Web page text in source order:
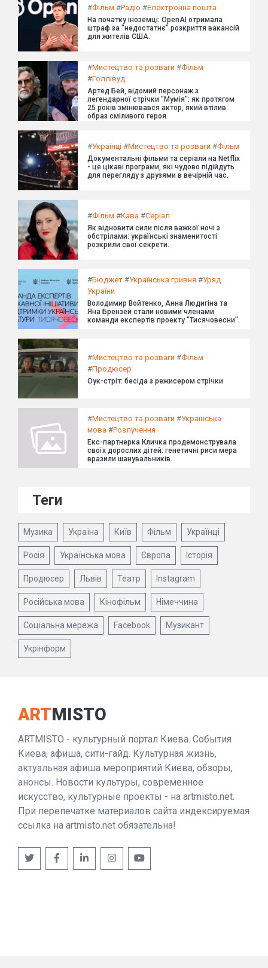
#Фільм #Радіо #Електронна пошта
На початку іноземці: OpenAI отримала
штраф за "недостатнє" розкриття вакансій
для жителів США.
#Мистецтво та розваги #Фільм
#Голлівуд
Артед Бей, відомий персонаж з
легендарної стрічки "Мумія": як протягом
25 років змінювався актор, який втілив
образ сміливого героя.
#Українці #Мистецтво та розваги #Фільм
Документальні фільми та серіали на Netflix
- це цікаві програми, які чудово підійдуть
для перегляду з друзями в вечірній час.
#Фільм #Кава #Серіал
Як відновити сили після важкої ночі з
обстрілами: українські знаменитості
розкрили свої секрети.
#Бюджет #Українська гривня #Уряд
України
Володимир Войтенко, Анна Людигіна та
Яна Брензей стали новими членами
команди експертів проекту "Тисячовесни".
#Мистецтво та розваги #Фільм
#Продюсер
Оук-стріт: бесіда з режисером стрічки
#Мистецтво та розваги #Українська
мова #Розлучення
Екс-партнерка Кличка продемонструвала
своїх дорослих дітей: генетичні риси мера
вразили шанувальників.
Теги
Музика Україна Київ Фільм Українці
Росія Українська мова Європа Історія
Продюсер Львів Театр Instagram
Російська мова Кінофільм Німеччина
Соціальна мережа Facebook Музикант
Укрінформ
ARTMISTO
ARTMISTO - культурный портал Киева. События
Киева, афиша, сити-гайд. Культурная жизнь,
актуальная афиша мероприятий Киева, обзоры,
анонсы. Новости культуры, современное
искусство, культурные проекты - на artmisto.net.
При перепечатке материалов сайта индексируемая
ссылка на artmisto.net обязательна!